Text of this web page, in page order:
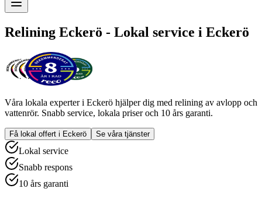
Relining Eckerö - Lokal service i Eckerö
Våra lokala experter i Eckerö hjälper dig med relining av avlopp och
vattenrör. Snabb service, lokala priser och 10 års garanti.
Få lokal offert i Eckerö Se våra tjänster
Lokal service
Snabb respons
10 års garanti